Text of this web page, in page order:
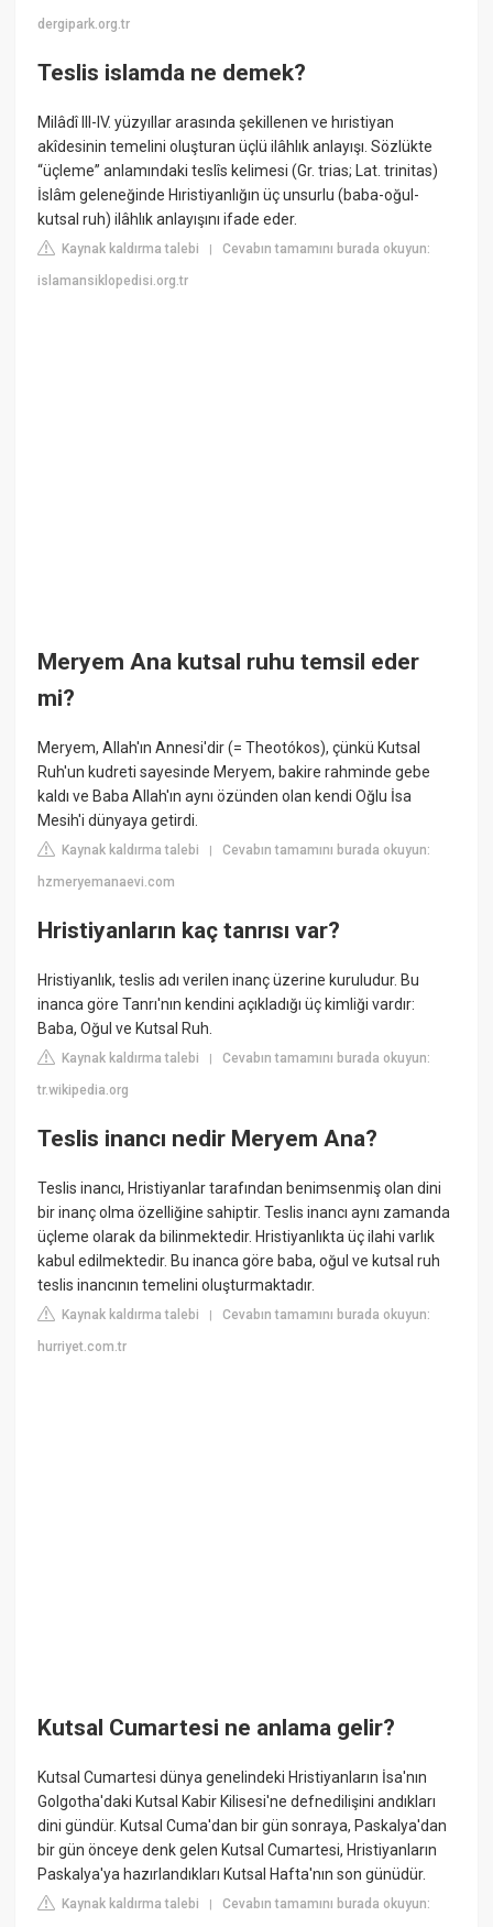
dergipark.org.tr
Teslis islamda ne demek?
Milâdî III-IV. yüzyıllar arasında şekillenen ve hıristiyan
akîdesinin temelini oluşturan üçlü ilâhlık anlayışı. Sözlükte
“üçleme” anlamındaki teslîs kelimesi (Gr. trias; Lat. trinitas)
İslâm geleneğinde Hıristiyanlığın üç unsurlu (baba-oğul-
kutsal ruh) ilâhlık anlayışını ifade eder.
Kaynak kaldırma talebi |Cevabın tamamını burada okuyun:
islamansiklopedisi.org.tr
Meryem Ana kutsal ruhu temsil eder
mi?
Meryem, Allah'ın Annesi'dir (= Theotókos), çünkü Kutsal
Ruh'un kudreti sayesinde Meryem, bakire rahminde gebe
kaldı ve Baba Allah'ın aynı özünden olan kendi Oğlu İsa
Mesih'i dünyaya getirdi.
Kaynak kaldırma talebi |Cevabın tamamını burada okuyun:
hzmeryemanaevi.com
Hristiyanların kaç tanrısı var?
Hristiyanlık, teslis adı verilen inanç üzerine kuruludur. Bu
inanca göre Tanrı'nın kendini açıkladığı üç kimliği vardır:
Baba, Oğul ve Kutsal Ruh.
Kaynak kaldırma talebi |Cevabın tamamını burada okuyun:
tr.wikipedia.org
Teslis inancı nedir Meryem Ana?
Teslis inancı, Hristiyanlar tarafından benimsenmiş olan dini
bir inanç olma özelliğine sahiptir. Teslis inancı aynı zamanda
üçleme olarak da bilinmektedir. Hristiyanlıkta üç ilahi varlık
kabul edilmektedir. Bu inanca göre baba, oğul ve kutsal ruh
teslis inancının temelini oluşturmaktadır.
Kaynak kaldırma talebi |Cevabın tamamını burada okuyun:
hurriyet.com.tr
Kutsal Cumartesi ne anlama gelir?
Kutsal Cumartesi dünya genelindeki Hristiyanların İsa'nın
Golgotha'daki Kutsal Kabir Kilisesi'ne defnedilişini andıkları
dini gündür. Kutsal Cuma'dan bir gün sonraya, Paskalya'dan
bir gün önceye denk gelen Kutsal Cumartesi, Hristiyanların
Paskalya'ya hazırlandıkları Kutsal Hafta'nın son günüdür.
Kaynak kaldırma talebi |Cevabın tamamını burada okuyun: